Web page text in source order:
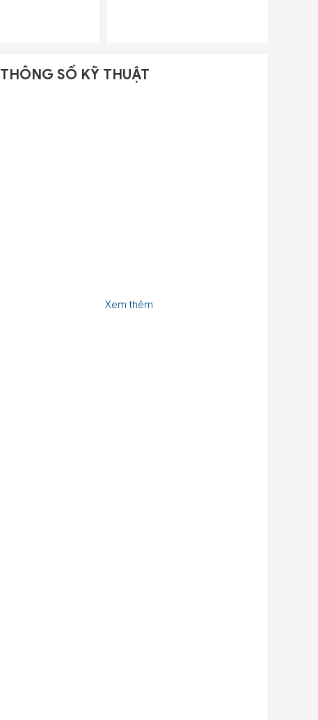
THÔNG SỐ KỸ THUẬT
Xem thêm